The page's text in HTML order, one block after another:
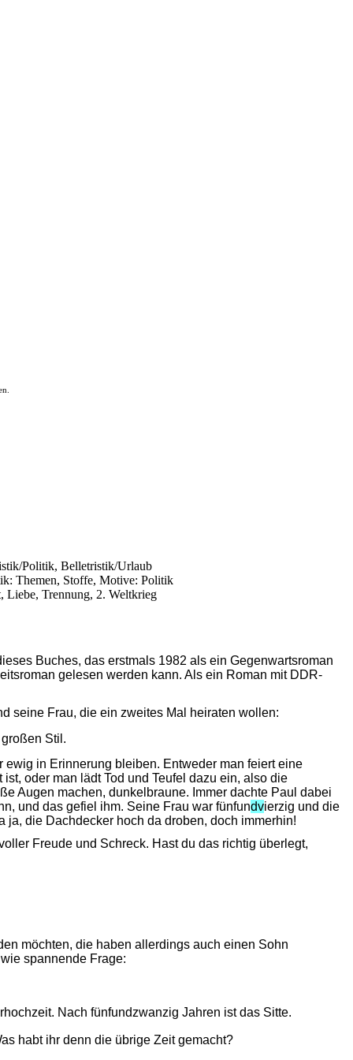
Politik, Belletristik/Urlaub
Themen, Stoffe, Motive: Politik
Liebe, Trennung, 2. Weltkrieg
Buches, das erstmals 1982 als ein Gegenwartsroman
gelesen werden kann. Als ein Roman mit DDR-
seine Frau, die ein zweites Mal heiraten wollen:
Stil.
in Erinnerung bleiben. Entweder man feiert eine
oder man lädt Tod und Teufel dazu ein, also die
Augen machen, dunkelbraune. Immer dachte Paul dabei
und das gefiel ihm. Seine Frau war fünfundvierzig und die
ja, die Dachdecker hoch da droben, doch immerhin!
Freude und Schreck. Hast du das richtig überlegt,
möchten, die haben allerdings auch einen Sohn 
spannende Frage:
Nach fünfundzwanzig Jahren ist das Sitte.
habt ihr denn die übrige Zeit gemacht?